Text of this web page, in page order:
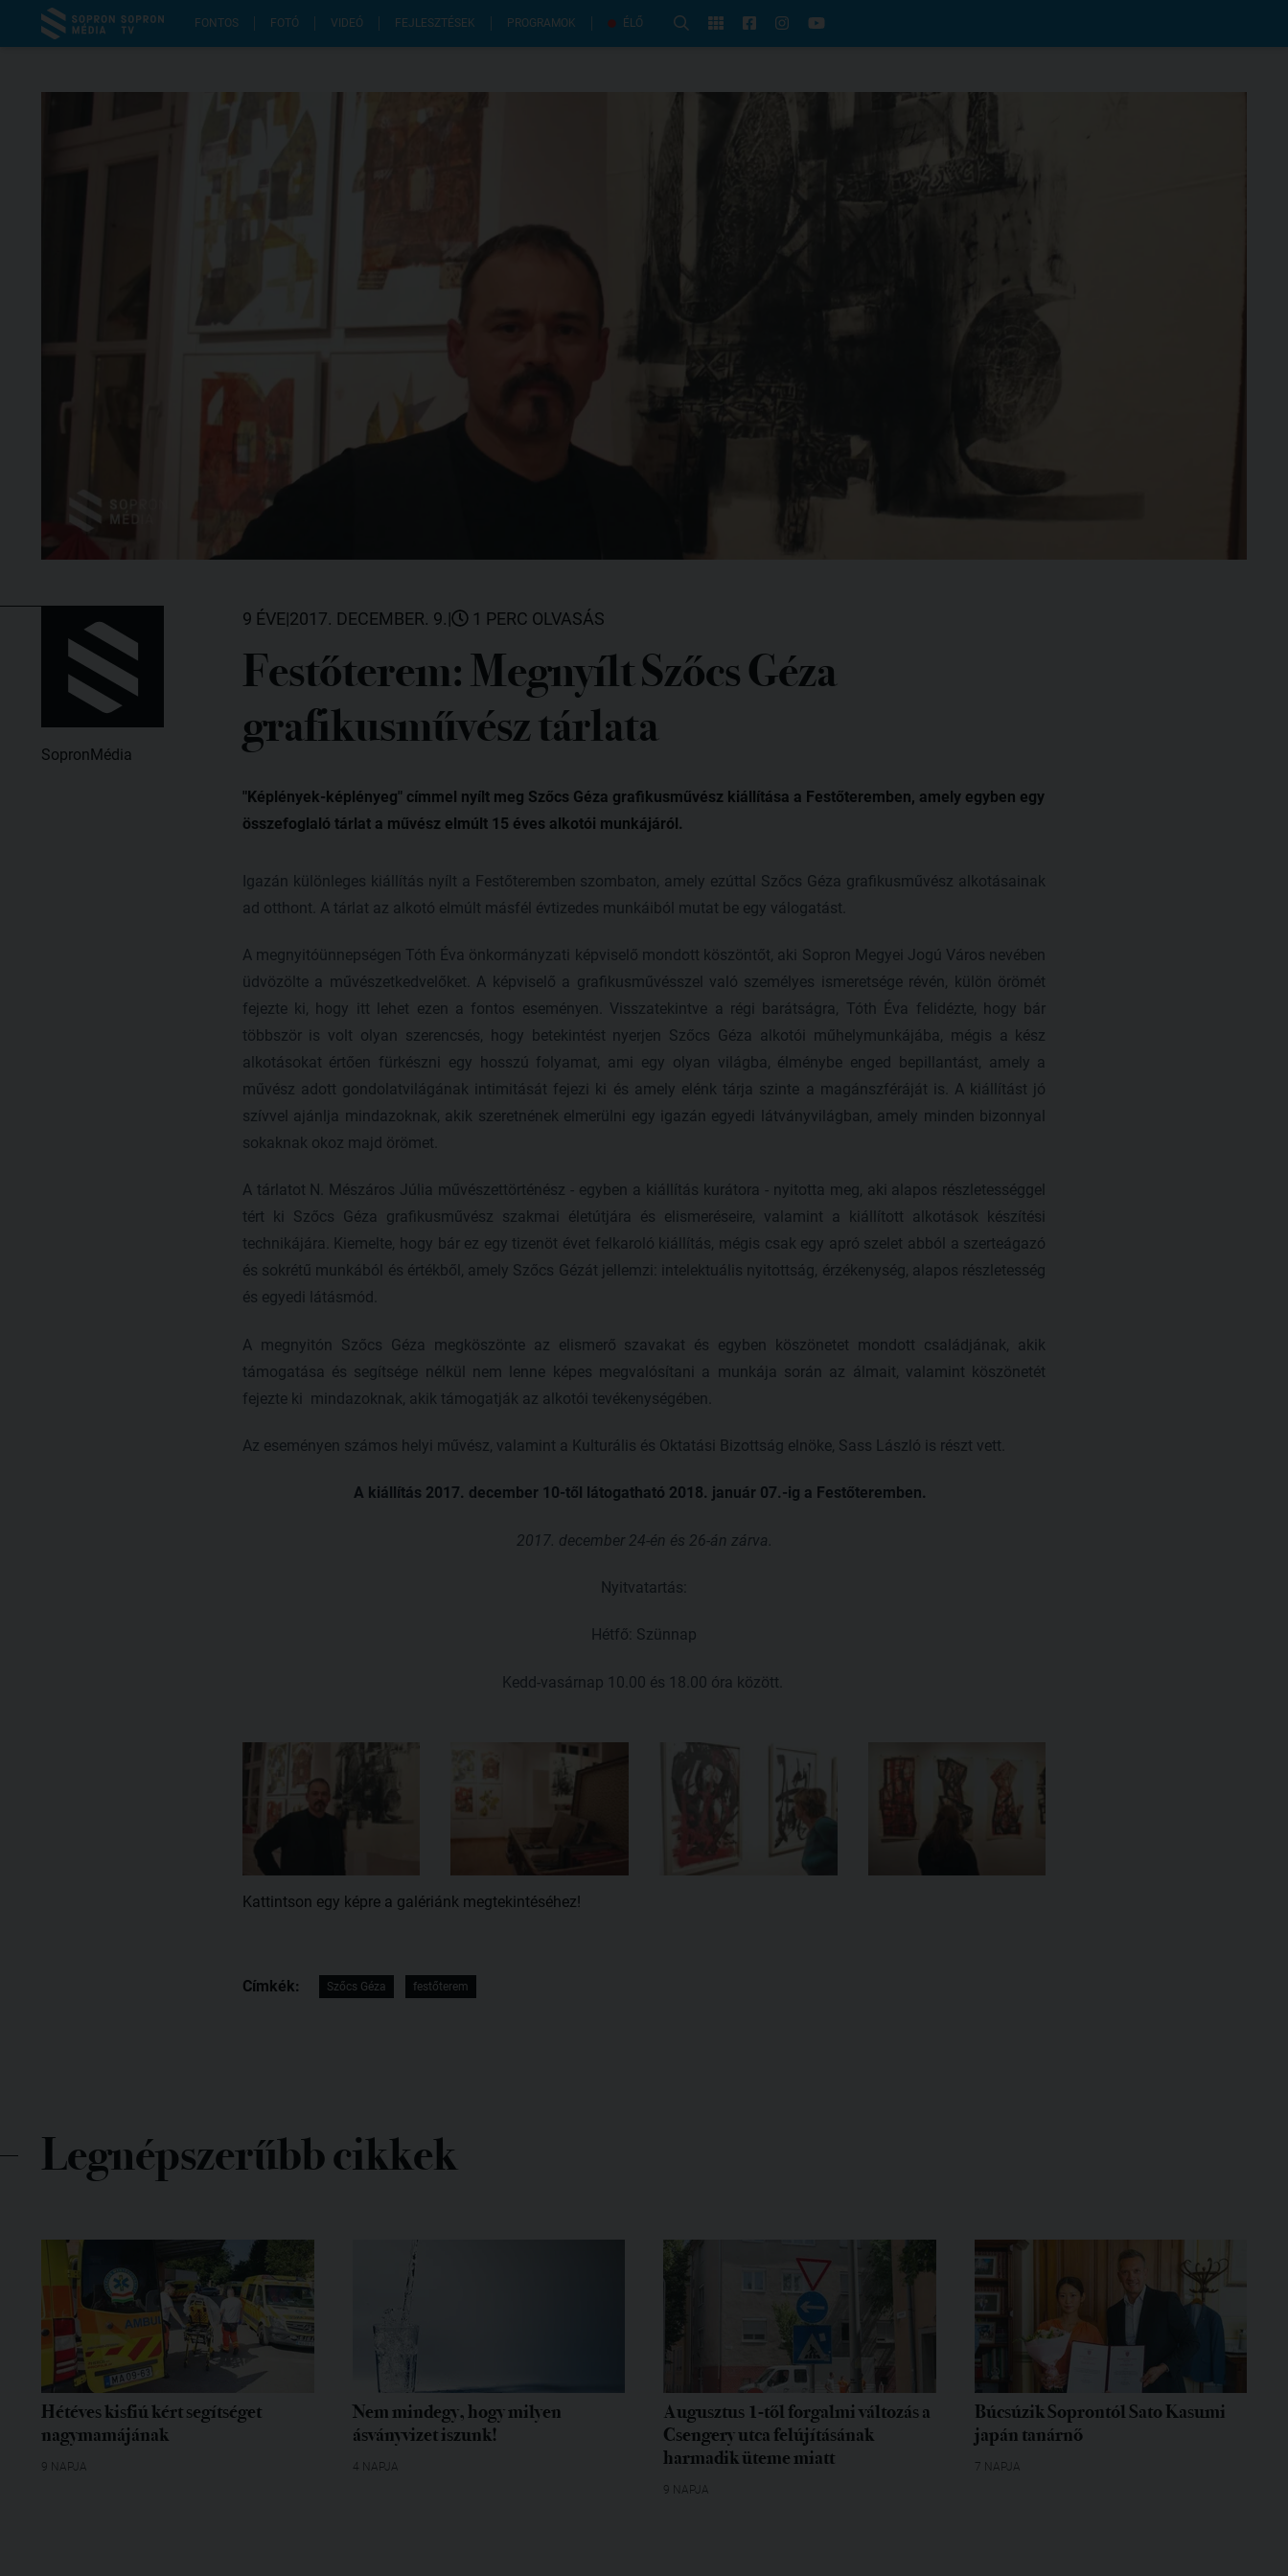
FONTOS FOTÓ VIDEÓ FEJLESZTÉSEK PROGRAMOK ÉLŐ
SopronMédia
9 ÉVE|2017. DECEMBER. 9.| 1 PERC OLVASÁS
Festőterem: Megnyílt Szőcs Géza
grafikusművész tárlata
"Képlények-képlényeg" címmel nyílt meg Szőcs Géza grafikusművész kiállítása a Festőteremben, amely egyben egy
összefoglaló tárlat a művész elmúlt 15 éves alkotói munkájáról.
Igazán különleges kiállítás nyílt a Festőteremben szombaton, amely ezúttal Szőcs Géza grafikusművész alkotásainak
ad otthont. A tárlat az alkotó elmúlt másfél évtizedes munkáiból mutat be egy válogatást.
A megnyitóünnepségen Tóth Éva önkormányzati képviselő mondott köszöntőt, aki Sopron Megyei Jogú Város nevében
üdvözölte a művészetkedvelőket. A képviselő a grafikusművésszel való személyes ismeretsége révén, külön örömét
fejezte ki, hogy itt lehet ezen a fontos eseményen. Visszatekintve a régi barátságra, Tóth Éva felidézte, hogy bár
többször is volt olyan szerencsés, hogy betekintést nyerjen Szőcs Géza alkotói műhelymunkájába, mégis a kész
alkotásokat értően fürkészni egy hosszú folyamat, ami egy olyan világba, élménybe enged bepillantást, amely a
művész adott gondolatvilágának intimitását fejezi ki és amely elénk tárja szinte a magánszféráját is. A kiállítást jó
szívvel ajánlja mindazoknak, akik szeretnének elmerülni egy igazán egyedi látványvilágban, amely minden bizonnyal
sokaknak okoz majd örömet.
A tárlatot N. Mészáros Júlia művészettörténész - egyben a kiállítás kurátora - nyitotta meg, aki alapos részletességgel
tért ki Szőcs Géza grafikusművész szakmai életútjára és elismeréseire, valamint a kiállított alkotások készítési
technikájára. Kiemelte, hogy bár ez egy tizenöt évet felkaroló kiállítás, mégis csak egy apró szelet abból a szerteágazó
és sokrétű munkából és értékből, amely Szőcs Gézát jellemzi: intelektuális nyitottság, érzékenység, alapos részletesség
és egyedi látásmód.
A megnyitón Szőcs Géza megköszönte az elismerő szavakat és egyben köszönetet mondott családjának, akik
támogatása és segítsége nélkül nem lenne képes megvalósítani a munkája során az álmait, valamint köszönetét
fejezte ki mindazoknak, akik támogatják az alkotói tevékenységében.
Az eseményen számos helyi művész, valamint a Kulturális és Oktatási Bizottság elnöke, Sass László is részt vett.
A kiállítás 2017. december 10-től látogatható 2018. január 07.-ig a Festőteremben.
2017. december 24-én és 26-án zárva.
Nyitvatartás:
Hétfő: Szünnap
Kedd-vasárnap 10.00 és 18.00 óra között.
Kattintson egy képre a galériánk megtekintéséhez!
Címkék: Szőcs Géza festőterem
Legnépszerűbb cikkek
Hétéves kisfiú kért segítséget
nagymamájának
9 NAPJA
Nem mindegy, hogy milyen
ásványvizet iszunk!
4 NAPJA
Augusztus 1-től forgalmi változás a
Csengery utca felújításának
harmadik üteme miatt
9 NAPJA
Búcsúzik Soprontól Sato Kasumi
japán tanárnő
7 NAPJA